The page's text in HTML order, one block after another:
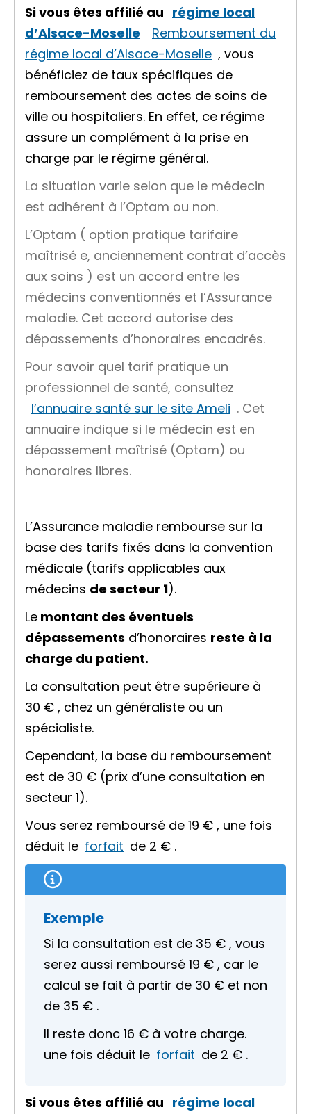
Si vous êtes affilié au régime local
d’Alsace-Moselle
Remboursement du
régime local d’Alsace-Moselle , vous
bénéficiez de taux spécifiques de
remboursement des actes de soins de
ville ou hospitaliers. En effet, ce régime
assure un complément à la prise en
charge par le régime général.
La situation varie selon que le médecin
est adhérent à l’Optam ou non.
L’Optam ( option pratique tarifaire
maîtrisé e, anciennement contrat d’accès
aux soins ) est un accord entre les
médecins conventionnés et l’Assurance
maladie. Cet accord autorise des
dépassements d’honoraires encadrés.
Pour savoir quel tarif pratique un
professionnel de santé, consultez
l’annuaire santé sur le site Ameli . Cet
annuaire indique si le médecin est en
dépassement maîtrisé (Optam) ou
honoraires libres.
L’Assurance maladie rembourse sur la
base des tarifs fixés dans la convention
médicale (tarifs applicables aux
médecins de secteur 1).
Le montant des éventuels
dépassements d’honoraires reste à la
charge du patient.
La consultation peut être supérieure à
30 € , chez un généraliste ou un
spécialiste.
Cependant, la base du remboursement
est de 30 € (prix d’une consultation en
secteur 1).
Vous serez remboursé de 19 € , une fois
déduit le forfait de 2 € .
Exemple
Si la consultation est de 35 € , vous
serez aussi remboursé 19 € , car le
calcul se fait à partir de 30 € et non
de 35 € .
Il reste donc 16 € à votre charge.
une fois déduit le forfait de 2 € .
Si vous êtes affilié au régime local